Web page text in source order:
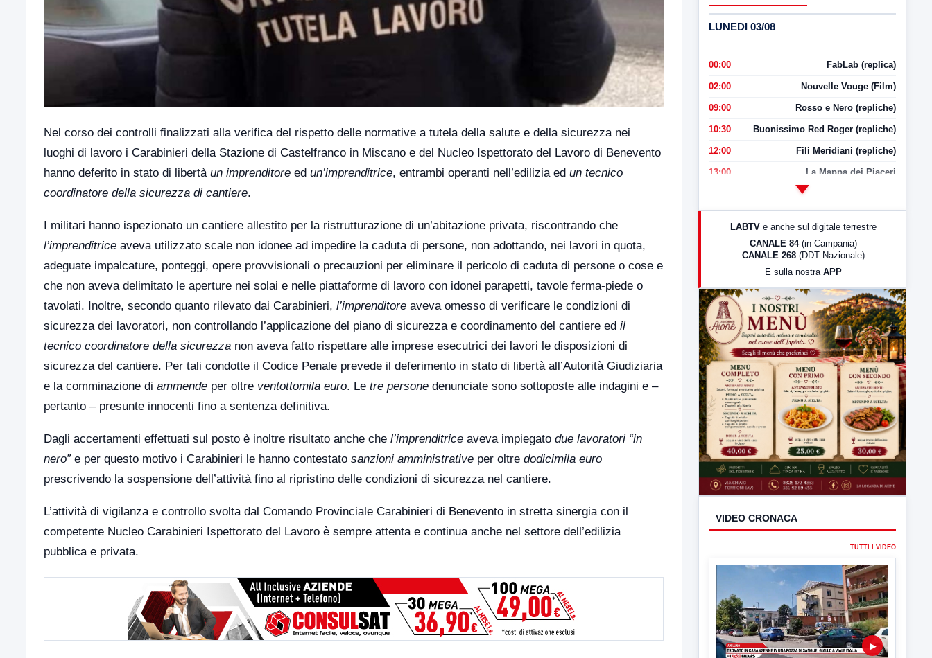
Nel corso dei controlli finalizzati alla verifica del rispetto delle normative a tutela della salute e della sicurezza nei
luoghi di lavoro i Carabinieri della Stazione di Castelfranco in Miscano e del Nucleo Ispettorato del Lavoro di Benevento
hanno deferito in stato di libertà un imprenditore ed un’imprenditrice, entrambi operanti nell’edilizia ed un tecnico
coordinatore della sicurezza di cantiere.
I militari hanno ispezionato un cantiere allestito per la ristrutturazione di un’abitazione privata, riscontrando che
l’imprenditrice aveva utilizzato scale non idonee ad impedire la caduta di persone, non adottando, nei lavori in quota,
adeguate impalcature, ponteggi, opere provvisionali o precauzioni per eliminare il pericolo di caduta di persone o cose e
che non aveva delimitato le aperture nei solai e nelle piattaforme di lavoro con idonei parapetti, tavole ferma-piede o
tavolati. Inoltre, secondo quanto rilevato dai Carabinieri, l’imprenditore aveva omesso di verificare le condizioni di
sicurezza dei lavoratori, non controllando l’applicazione del piano di sicurezza e coordinamento del cantiere ed il
tecnico coordinatore della sicurezza non aveva fatto rispettare alle imprese esecutrici dei lavori le disposizioni di
sicurezza del cantiere. Per tali condotte il Codice Penale prevede il deferimento in stato di libertà all’Autorità Giudiziaria
e la comminazione di ammende per oltre ventottomila euro. Le tre persone denunciate sono sottoposte alle indagini e –
pertanto – presunte innocenti fino a sentenza definitiva.
Dagli accertamenti effettuati sul posto è inoltre risultato anche che l’imprenditrice aveva impiegato due lavoratori “in
nero”e per questo motivo i Carabinieri le hanno contestato sanzioni amministrative per oltre dodicimila euro
prescrivendo la sospensione dell’attività fino al ripristino delle condizioni di sicurezza nel cantiere.
L’attività di vigilanza e controllo svolta dal Comando Provinciale Carabinieri di Benevento in stretta sinergia con il
competente Nucleo Carabinieri Ispettorato del Lavoro è sempre attenta e continua anche nel settore dell’edilizia
pubblica e privata.
LUNEDI 03/08
00:00 FabLab (replica)
02:00 Nouvelle Vouge (Film)
09:00 Rosso e Nero (repliche)
10:30 Buonissimo Red Roger (repliche)
12:00 Fili Meridiani (repliche)
13:00 La Mappa dei Piaceri
LabNews (Diretta)
23:00 LabNews (replica)
LABTV e anche sul digitale terrestre
CANALE 84 (in Campania)
CANALE 268 (DDT Nazionale)
E sulla nostra APP
VIDEO CRONACA
TUTTI I VIDEO